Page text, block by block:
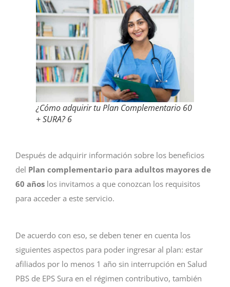
¿Cómo adquirir tu Plan Complementario 60
+ SURA? 6
Después de adquirir información sobre los beneficios
del Plan complementario para adultos mayores de
60 años los invitamos a que conozcan los requisitos
para acceder a este servicio.
De acuerdo con eso, se deben tener en cuenta los
siguientes aspectos para poder ingresar al plan: estar
afiliados por lo menos 1 año sin interrupción en Salud
PBS de EPS Sura en el régimen contributivo, también